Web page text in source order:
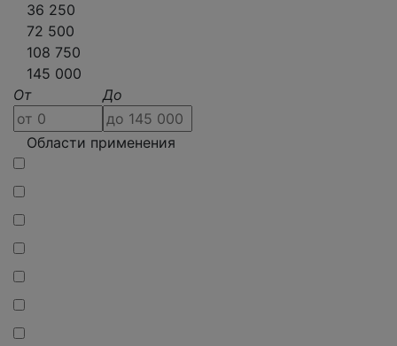
36 250
72 500
108 750
145 000
От
До
Области применения